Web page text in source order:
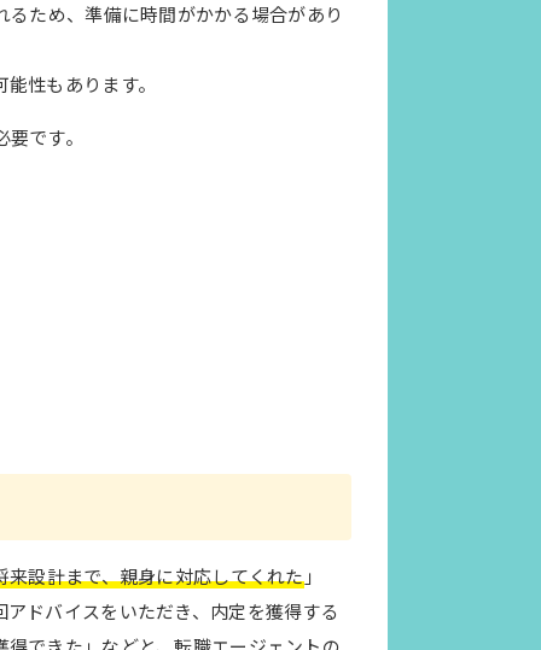
ため、準備に時間がかかる場合があり
性もあります。
です。
設計まで、親身に対応してくれた」
ドバイスをいただき、内定を獲得する